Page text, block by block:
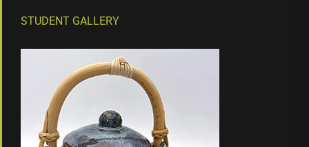
STUDENT GALLERY